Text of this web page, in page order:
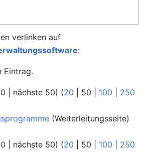
verlinken auf
:
Eintrag.
nächste 50) (20 50 100
250
(Weiterleitungsseite) ‎
nächste 50) (20 50 100
250